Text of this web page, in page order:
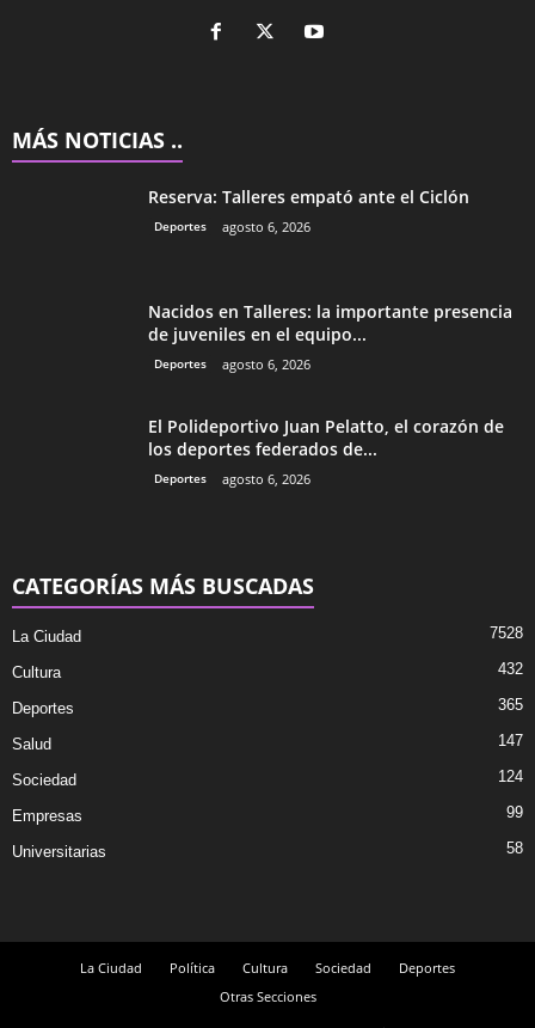
MÁS NOTICIAS ..
Reserva: Talleres empató ante el Ciclón
Deportes agosto 6, 2026
Nacidos en Talleres: la importante presencia
de juveniles en el equipo...
Deportes agosto 6, 2026
El Polideportivo Juan Pelatto, el corazón de
los deportes federados de...
Deportes agosto 6, 2026
CATEGORÍAS MÁS BUSCADAS
La Ciudad 7528
Cultura 432
Deportes 365
Salud 147
Sociedad 124
Empresas 99
Universitarias 58
La Ciudad Política Cultura Sociedad
Deportes
Otras Secciones